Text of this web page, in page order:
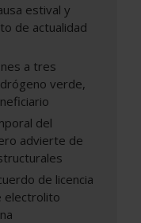
estival y
de actualidad
a tres
verde,
del
advierte de
de licencia
electrolito